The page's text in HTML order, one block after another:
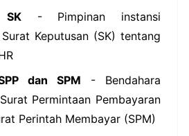
SK- Pimpinan instansi
Keputusan (SK) tentang
dan SPM - Bendahara
Permintaan Pembayaran
Perintah Membayar (SPM)